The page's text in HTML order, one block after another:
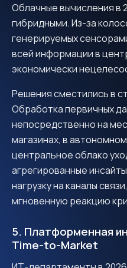
Облачные вычисления в
гибридными. Из-за
генерируемых
всей информации в
экономически
Решения сместились в
Обработка первичных
непосредственно на
магазинах, в
центральное облако
агрегированные
нагрузку на каналы
мгновенную реакцию
5. Платформенная
Time-to-Market
Waiting